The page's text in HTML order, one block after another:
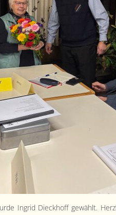
Ingrid Dieck­hoff gewählt.